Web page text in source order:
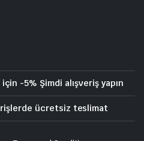
-5% Şimdi alışveriş yapın
ücretsiz teslimat